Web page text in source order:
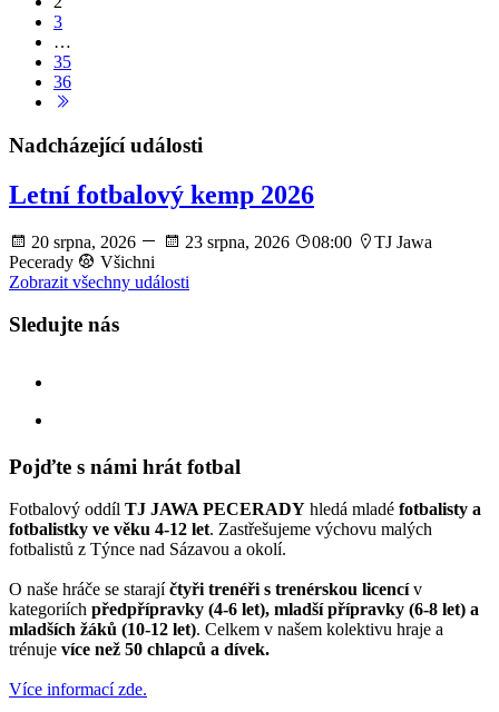
3
…
35
36
Nadcházející události
Letní fotbalový kemp 2026
20 srpna, 2026 23 srpna, 2026 08:00
TJ Jawa
Pecerady
Všichni
Zobrazit všechny události
Sledujte nás
Pojďte s námi hrát fotbal
Fotbalový oddíl TJ JAWA PECERADY hledá mladé fotbalisty a
fotbalistky ve věku 4-12 let. Zastřešujeme výchovu malých
fotbalistů z Týnce nad Sázavou a okolí.
O naše hráče se starajíčtyři trenéři s trenérskou licencív
kategoriích předpřípravky (4-6 let), mladší přípravky (6-8 let) a
mladších žáků (10-12 let). Celkem v našem kolektivu hraje a
trénuje více než 50 chlapců a dívek.
Více informací zde.